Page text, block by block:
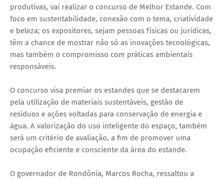
produtivas, vai realizar o concurso de Melhor Estande. Com
foco em sustentabilidade, conexão com o tema, criatividade
e beleza; os expositores, sejam pessoas físicas ou jurídicas,
têm a chance de mostrar não só as inovações tecnológicas,
mas também o compromisso com práticas ambientais
responsáveis.
O concurso visa premiar os estandes que se destacarem
pela utilização de materiais sustentáveis, gestão de
resíduos e ações voltadas para conservação de energia e
água. A valorização do uso inteligente do espaço, também
será um critério de avaliação, a fim de promover uma
ocupação eficiente e consciente da área do estande.
O governador de Rondônia, Marcos Rocha, ressaltou a